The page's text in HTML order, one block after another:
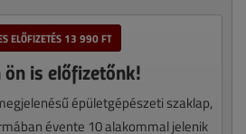
ELŐFIZETÉS 13 990 FT
ön is előfizetőnk!
épületgépészeti szaklap,
évente 10 alakommal jelenik